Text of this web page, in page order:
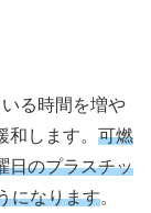
る時間を増や
和します。 可燃
日のプラスチッ
になります。